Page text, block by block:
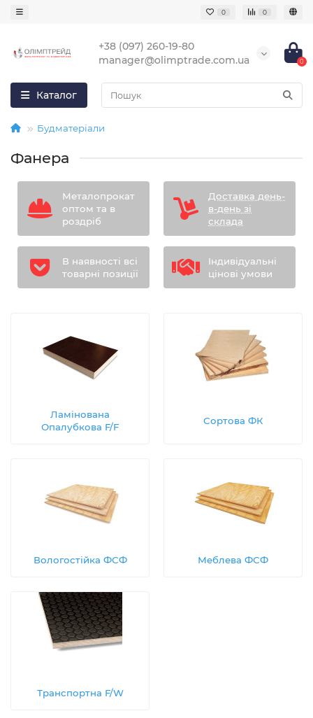
0 0
+38 (097) 260-19-80
manager@olimptrade.com.ua
0
Каталог
Будматеріали
Фанера
Металопрокат
оптом та в
роздріб
Доставка день-
в-день зі
склада
В наявності всі
товарні позиції
Індивідуальні
цінові умови
Ламінована
Опалубкова F/F
Сортова ФК
Вологостійка ФСФ Меблева ФСФ
Транспортна F/W